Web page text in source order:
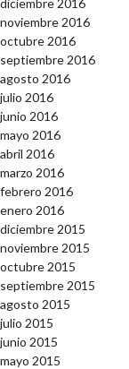
noviembre 2016
octubre 2016
septiembre 2016
agosto 2016
julio 2016
junio 2016
mayo 2016
abril 2016
marzo 2016
febrero 2016
enero 2016
diciembre 2015
noviembre 2015
octubre 2015
septiembre 2015
agosto 2015
julio 2015
junio 2015
mayo 2015